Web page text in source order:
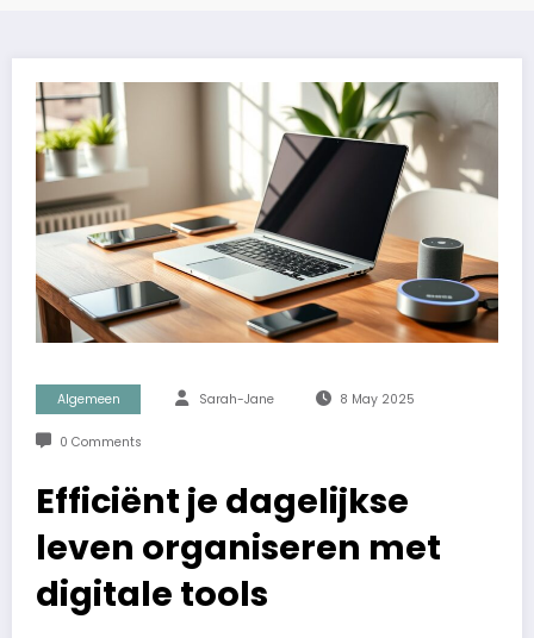
Algemeen Sarah-Jane 8 May 2025
0 Comments
Efficiënt je dagelijkse
leven organiseren met
digitale tools